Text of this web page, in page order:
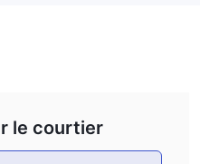
le courtier